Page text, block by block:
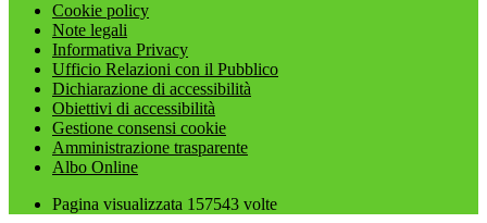
Cookie policy
Note legali
Informativa Privacy
Ufficio Relazioni con il Pubblico
Dichiarazione di accessibilità
Obiettivi di accessibilità
Gestione consensi cookie
Amministrazione trasparente
Albo Online
Pagina visualizzata 157543 volte